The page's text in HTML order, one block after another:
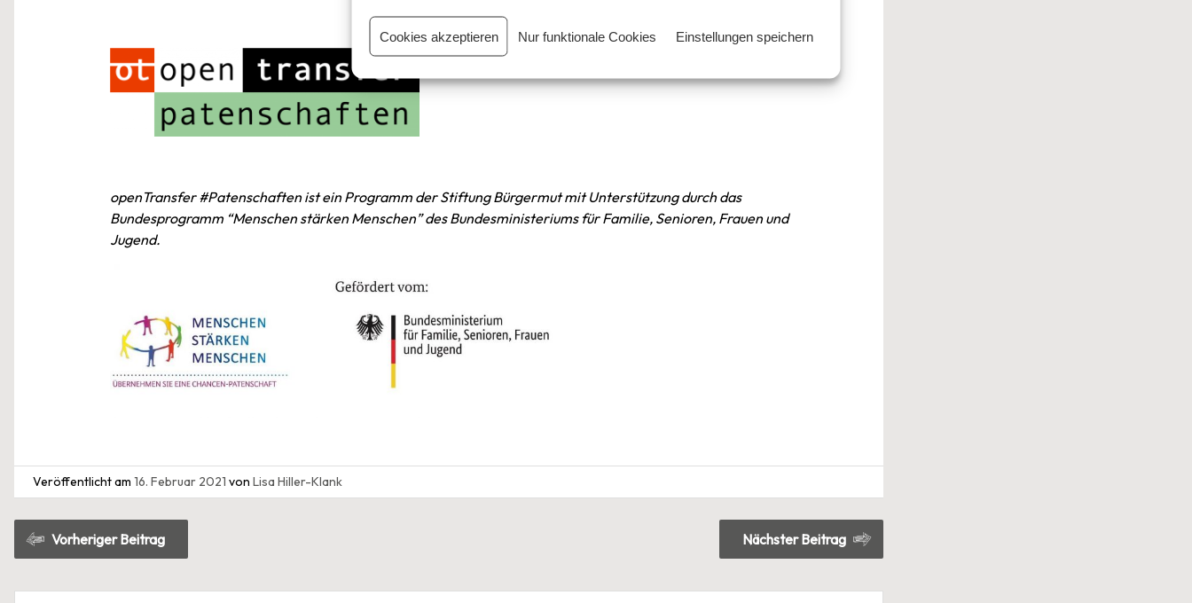
Cookies akzeptieren Nur funktionale Cookies Einstellungen speichern
openTransfer #Patenschaften ist ein Programm der Stiftung Bürgermut mit Unterstützung durch das
Bundesprogramm “Menschen stärken Menschen” des Bundesministeriums für Familie, Senioren, Frauen und
Jugend.
Veröffentlicht am 16. Februar 2021 von Lisa Hiller-Klank
Beitragsnavigation
Vorheriger Beitrag Nächster Beitrag